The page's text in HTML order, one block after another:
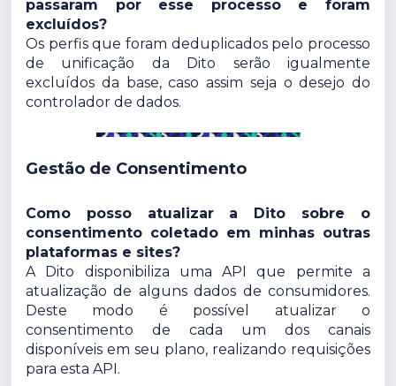
passaram por esse processo e foram
excluídos?
Os perfis que foram deduplicados pelo processo
de unificação da Dito serão igualmente
excluídos da base, caso assim seja o desejo do
controlador de dados.
Gestão de Consentimento
Como posso atualizar a Dito sobre o
consentimento coletado em minhas outras
plataformas e sites?
A Dito disponibiliza uma API que permite a
atualização de alguns dados de consumidores.
Deste modo é possível atualizar o
consentimento de cada um dos canais
disponíveis em seu plano, realizando requisições
para esta API.